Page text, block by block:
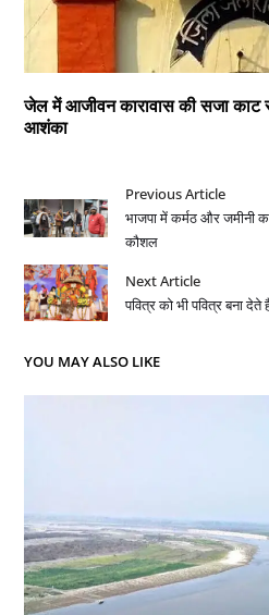
जेल में आजीवन कारावास की सजा काट
आशंका
Previous Article
भाजपा में कर्मठ और जमीनी
कौशल
Next Article
पवित्र को भी पवित्र बना देते
YOU MAY ALSO LIKE